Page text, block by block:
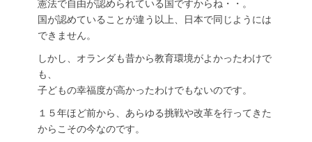
憲法で自由が認められている国ですからね・・。
国が認めていることが違う以上、日本で同じようには
できません。
しかし、オランダも昔から教育環境がよかったわけで
も、
子どもの幸福度が高かったわけでもないのです。
１５年ほど前から、あらゆる挑戦や改革を行ってきた
からこその今なのです。